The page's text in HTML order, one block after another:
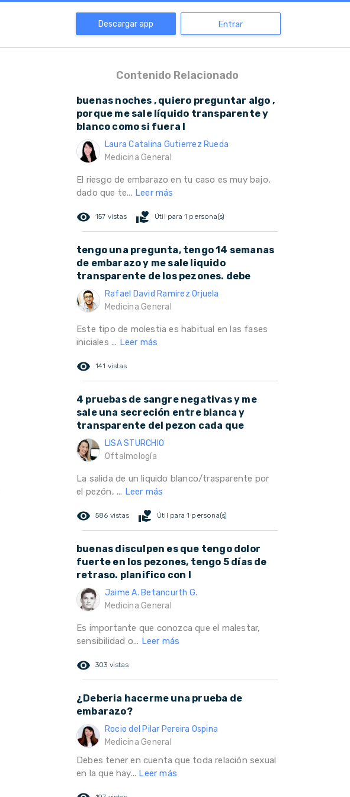
Descargar app Entrar
Contenido Relacionado
buenas noches , quiero preguntar algo ,
porque me sale líquido transparente y
blanco como si fuera l
Laura Catalina Gutierrez Rueda
Medicina General
El riesgo de embarazo en tu caso es muy bajo,
dado que te... Leer más
remove_red_eye 157 vistas volunteer_activism Útil para 1 persona(s)
tengo una pregunta, tengo 14 semanas
de embarazo y me sale liquido
transparente de los pezones. debe
Rafael David Ramirez Orjuela
Medicina General
Este tipo de molestia es habitual en las fases
iniciales ... Leer más
remove_red_eye 141 vistas
4 pruebas de sangre negativas y me
sale una secreción entre blanca y
transparente del pezon cada que
LISA STURCHIO
Oftalmología
La salida de un liquido blanco/trasparente por
el pezón, ... Leer más
remove_red_eye 586 vistas volunteer_activism Útil para 1 persona(s)
buenas disculpen es que tengo dolor
fuerte en los pezones, tengo 5 días de
retraso. planifico con l
Jaime A. Betancurth G.
Medicina General
Es importante que conozca que el malestar,
sensibilidad o... Leer más
remove_red_eye 303 vistas
¿Deberia hacerme una prueba de
embarazo?
Rocio del Pilar Pereira Ospina
Medicina General
Debes tener en cuenta que toda relación sexual
en la que hay... Leer más